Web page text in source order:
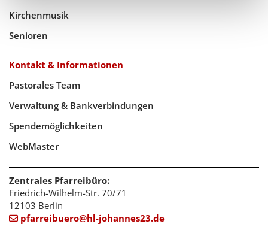
Kirchenmusik
Senioren
Kontakt & Informationen
Pastorales Team
Verwaltung & Bankverbindungen
Spendemöglichkeiten
WebMaster
Zentrales Pfarreibüro:
Friedrich-Wilhelm-Str. 70/71
12103 Berlin
 pfarreibuero@hl-johannes23.de